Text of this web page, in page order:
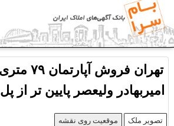
امیربهادر ولیعصر پایین تر از پل
تصویر ملک موقعیت روی نقشه